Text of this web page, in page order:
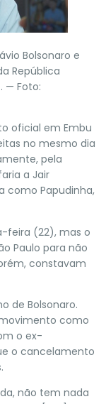
Bolsonaro e
República
— Foto:
oficial em Embu
no mesmo dia
pela
a Jair
como Papudinha,
feira (22), mas o
Paulo para não
constavam
de Bolsonaro.
como
o ex-
o cancelamento
não tem nada